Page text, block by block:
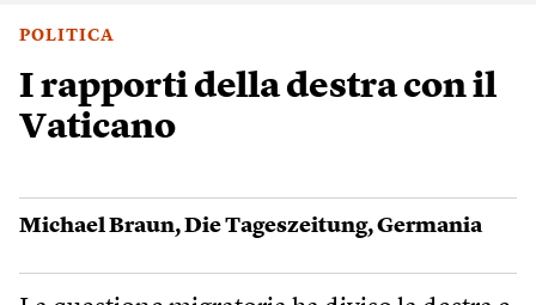
POLITICA
I rapporti della destra con il
Vaticano
Michael Braun,Die Tageszeitung,Germania